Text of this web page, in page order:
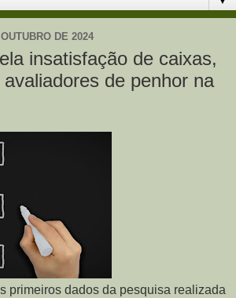
DE 2024
insatisfação de caixas,
de penhor na
primeiros dados da pesquisa realizada